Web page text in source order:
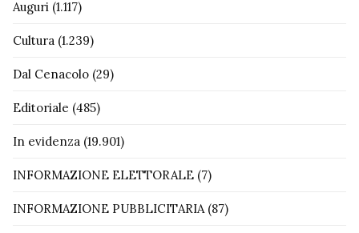
Auguri (1.117)
Cultura (1.239)
Dal Cenacolo (29)
Editoriale (485)
In evidenza (19.901)
INFORMAZIONE ELETTORALE (7)
INFORMAZIONE PUBBLICITARIA (87)